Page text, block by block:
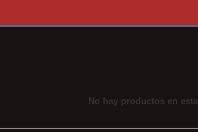
No hay productos en